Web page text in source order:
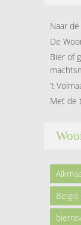
Naar de
De
Bier of
’t
Met de
België